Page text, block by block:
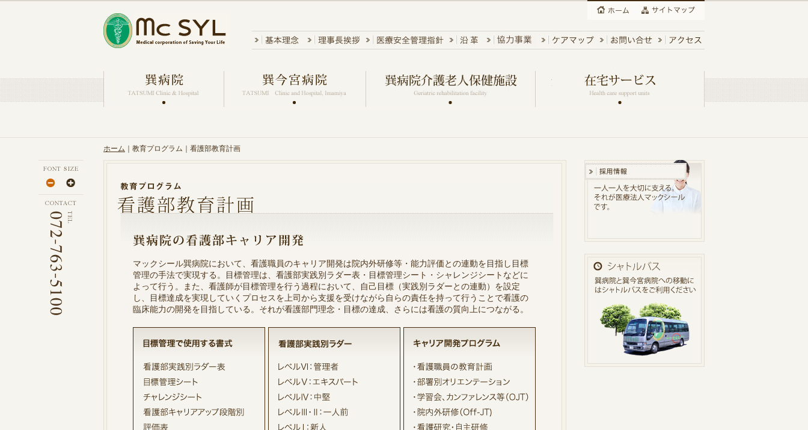
ホーム ｜教育プログラム｜看護部教育計画
マックシール巽病院において、看護職員のキャリア開発は院内外研修等・能力評価との連動を目指し目標
管理の手法で実現する。目標管理は、看護部実践別ラダー表・目標管理シート・シャレンジシートなどに
よって行う。また、看護師が目標管理を行う過程において、自己目標（実践別ラダーとの連動）を設定
し、目標達成を実現していくプロセスを上司から支援を受けながら自らの責任を持って行うことで看護の
臨床能力の開発を目指している。それが看護部門理念・目標の達成、さらには看護の質向上につながる。